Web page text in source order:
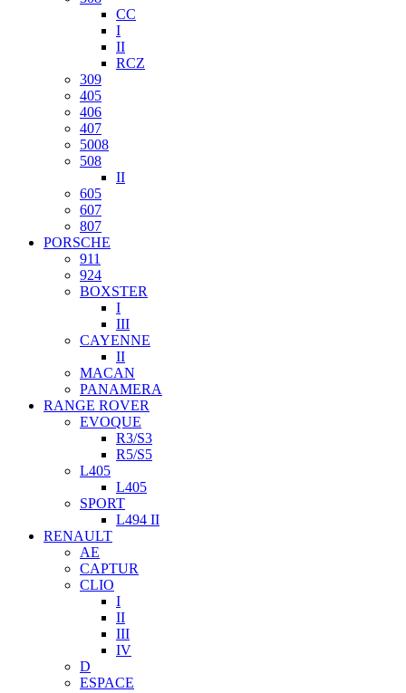
CC
I
II
RCZ
309
405
406
407
5008
508
II
605
607
807
PORSCHE
911
924
BOXSTER
I
III
CAYENNE
II
MACAN
PANAMERA
RANGE ROVER
EVOQUE
R3/S3
R5/S5
L405
L405
SPORT
L494 II
RENAULT
AE
CAPTUR
CLIO
I
II
III
IV
D
ESPACE